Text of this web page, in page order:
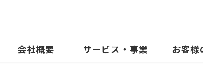
会社概要 サービス・事業 お客様